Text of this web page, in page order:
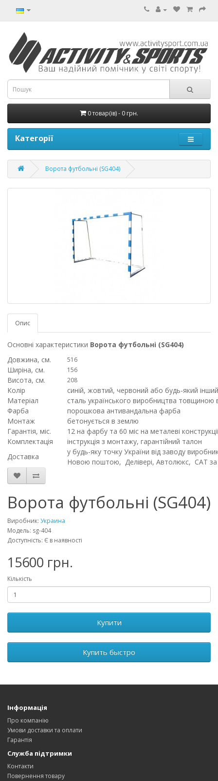
0 товар(ів) - 0 грн.
Категорії
Ворота футбольні (SG404)
Опис
Основні характеристики Ворота футбольні (SG404)
Довжина, см.
516
Ширіна, см. 156
Висота, см. 208
Колір
синій, жовтий, червоний або будь-який
Матеріал
сталь українського виробництва товщиною
Фарба
порошкова антивандальна фарба
Монтаж
бетонується в землю
Гарантія, міс.
12 на фарбу та 60 міс на металеві
Комплектація
інструкція з монтажу, гарантійний талон
Доставка
у будь-яку точку України від заводу
Новою поштою, Делівері, Автолюкс, CAT
Ворота футбольні (SG404)
Виробник: Украина
Модель: sg-404
Доступність: Є в наявності
15600 грн.
Кількість
Купити
Купить быстро
Інформація
Про компанію
Умови доставки та оплати
Гарантія
Служба підтримки
Контакти
Повернення товару